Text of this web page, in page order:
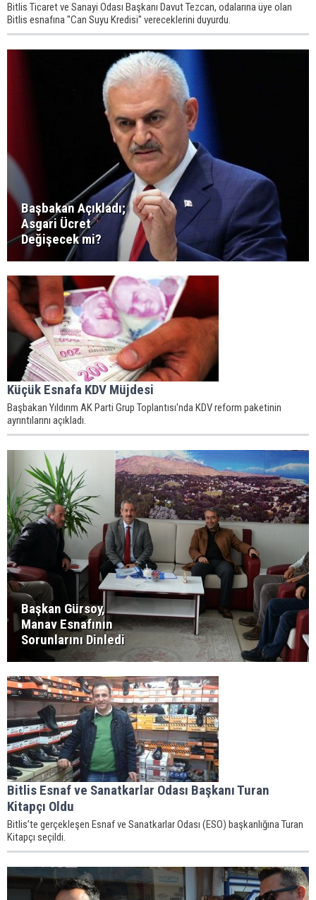
​Bitlis Ticaret ve Sanayi Odası Başkanı Davut Tezcan, odalarına üye olan
Bitlis esnafına "Can Suyu Kredisi" vereceklerini duyurdu.
Başbakan Açıkladı;
Asgari Ücret
Değişecek mi?
Küçük Esnafa KDV Müjdesi
Başbakan Yıldırım AK Parti Grup Toplantısı'nda KDV reform paketinin
ayrıntılarını açıkladı.
Başkan Gürsoy,
Manav Esnafının
Sorunlarını Dinledi
Bitlis Esnaf ve Sanatkarlar Odası Başkanı Turan
Kitapçı Oldu
Bitlis’te gerçekleşen Esnaf ve Sanatkarlar Odası (ESO) başkanlığına Turan
Kitapçı seçildi.